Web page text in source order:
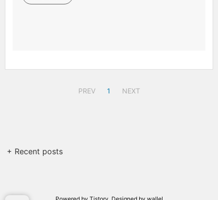
PREV 1 NEXT
+ Recent posts
Powered by Tistory, Designed by wallel